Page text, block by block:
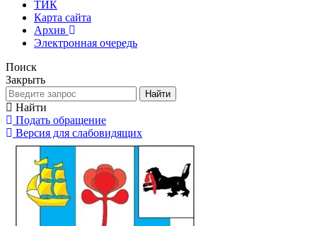
ТИК
Карта сайта
Архив
Электронная очередь
Поиск
Закрыть
Найти
Найти
Подать обращение
Версия для слабовидящих